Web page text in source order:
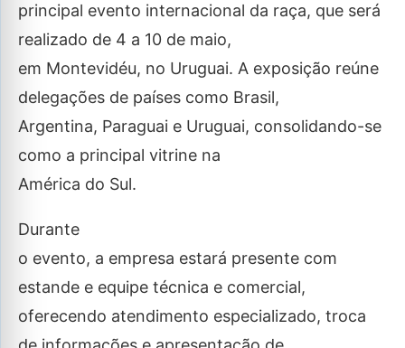
principal evento internacional da raça, que será
realizado de 4 a 10 de maio,
em Montevidéu, no Uruguai. A exposição reúne
delegações de países como Brasil,
Argentina, Paraguai e Uruguai, consolidando-se
como a principal vitrine na
América do Sul.
Durante
o evento, a empresa estará presente com
estande e equipe técnica e comercial,
oferecendo atendimento especializado, troca